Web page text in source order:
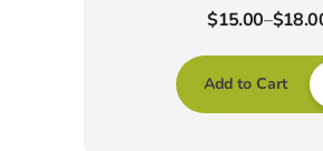
$15.00–$
Add to Cart